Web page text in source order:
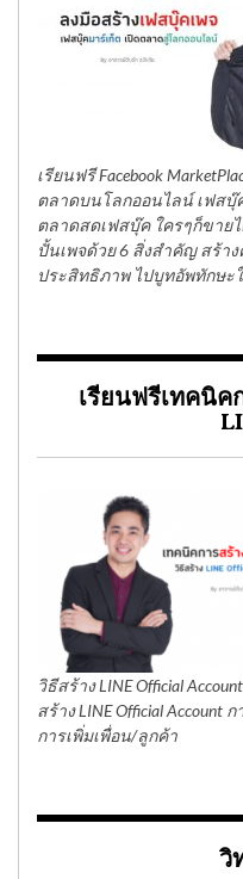
เรียนฟรี Facebook
ตลาดบนโลกออนไลน์ เฟสบุ๊
ตลาดสดเฟสบุ๊ค ใครๆก็ขาย
ปั้นเพจด้วย 6 สิ่งสำคัญ สร้า
ประสิทธิภาพ ไปบูทอัพทักษะ
เรียนฟรีเทคนิค
วิธีสร้าง LINE Official
สร้าง LINE Official Account
การเพิ่มเพื่อน/ลูกค้า
วิ